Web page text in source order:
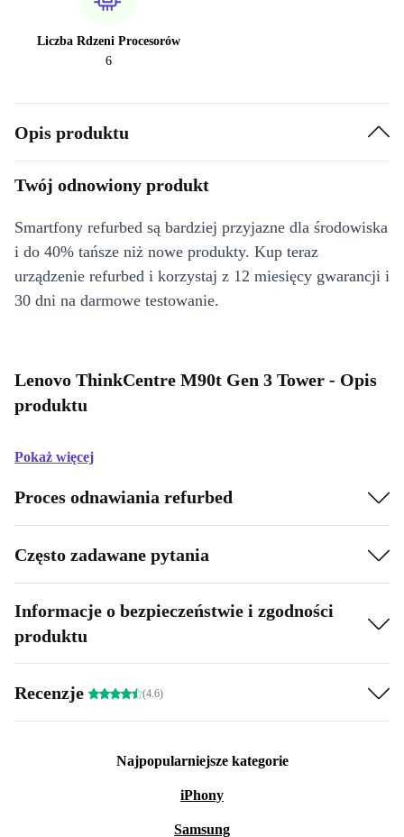
Liczba Rdzeni Procesorów
6
Opis produktu
Twój odnowiony produkt
Smartfony refurbed są bardziej przyjazne dla środowiska
i do 40% tańsze niż nowe produkty. Kup teraz
urządzenie refurbed i korzystaj z 12 miesięcy gwarancji i
30 dni na darmowe testowanie.
Lenovo ThinkCentre M90t Gen 3 Tower - Opis
produktu
Pokaż więcej
Proces odnawiania refurbed
Często zadawane pytania
Informacje o bezpieczeństwie i zgodności
produktu
Recenzje (4.6)
Najpopularniejsze kategorie
iPhony
Samsung